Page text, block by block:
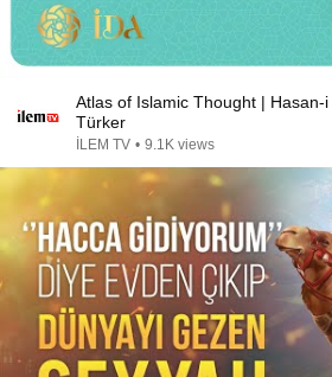
Atlas of Islamic Thought | Hasan-
Türker
İLEM TV • 9.1K views